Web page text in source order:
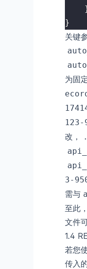
}
关键
为固
123-
改，
3-
需与
至此
文件
1.4
若您
传入